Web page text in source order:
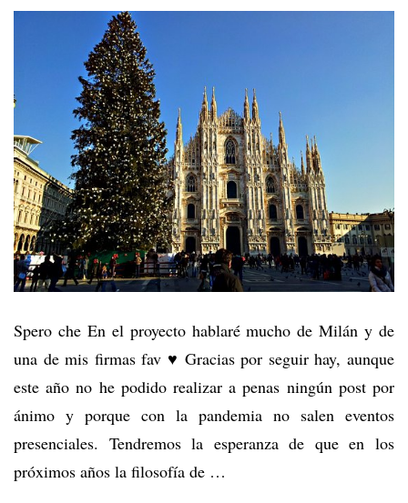
–
Spero che En el proyecto hablaré mucho de Milán y de
una de mis firmas fav ♥ Gracias por seguir hay, aunque
este año no he podido realizar a penas ningún post por
ánimo y porque con la pandemia no salen eventos
presenciales. Tendremos la esperanza de que en los
próximos años la filosofía de …